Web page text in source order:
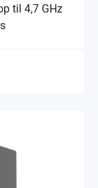
til 4,7 GHz